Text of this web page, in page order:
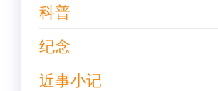
科普
纪念
近事小记